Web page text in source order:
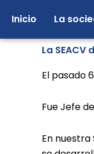
contenido
Inicio La
La
El pasado
Fue Jefe
En